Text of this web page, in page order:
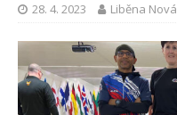
28. 4. 2023 Liběna Nová